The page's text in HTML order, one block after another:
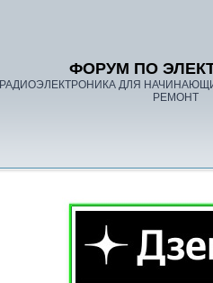
ФОРУМ ПО
РАДИОЭЛЕКТРОНИКА ДЛЯ
РЕМОНТ